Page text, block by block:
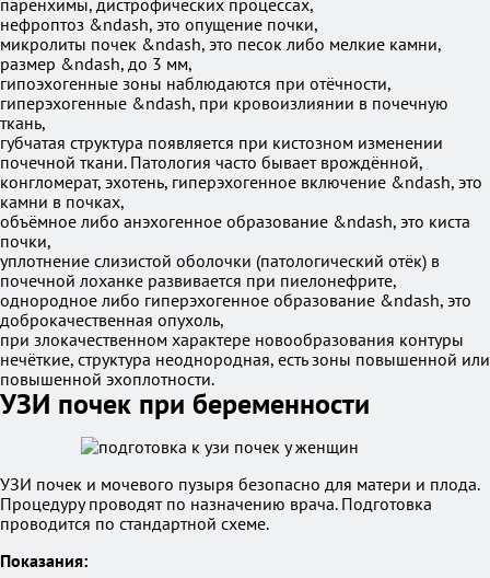
паренхимы, дистрофических процессах,
нефроптоз &ndash, это опущение почки,
микролиты почек &ndash, это песок либо мелкие камни,
размер &ndash, до 3 мм,
гипоэхогенные зоны наблюдаются при отёчности,
гиперэхогенные &ndash, при кровоизлиянии в почечную
ткань,
губчатая структура появляется при кистозном изменении
почечной ткани. Патология часто бывает врождённой,
конгломерат, эхотень, гиперэхогенное включение &ndash, это
камни в почках,
объёмное либо анэхогенное образование &ndash, это киста
почки,
уплотнение слизистой оболочки (патологический отёк) в
почечной лоханке развивается при пиелонефрите,
однородное либо гиперэхогенное образование &ndash, это
доброкачественная опухоль,
при злокачественном характере новообразования контуры
нечёткие, структура неоднородная, есть зоны повышенной или
повышенной эхоплотности.
УЗИ почек при беременности
УЗИ почек и мочевого пузыря безопасно для матери и плода.
Процедуру проводят по назначению врача. Подготовка
проводится по стандартной схеме.
Показания: